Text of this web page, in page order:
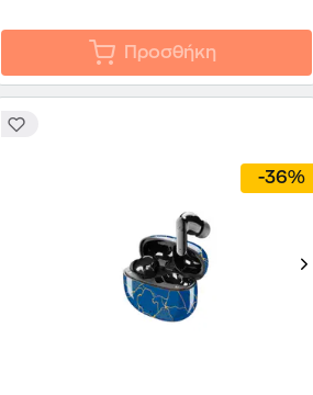
Προσθήκη
-36%